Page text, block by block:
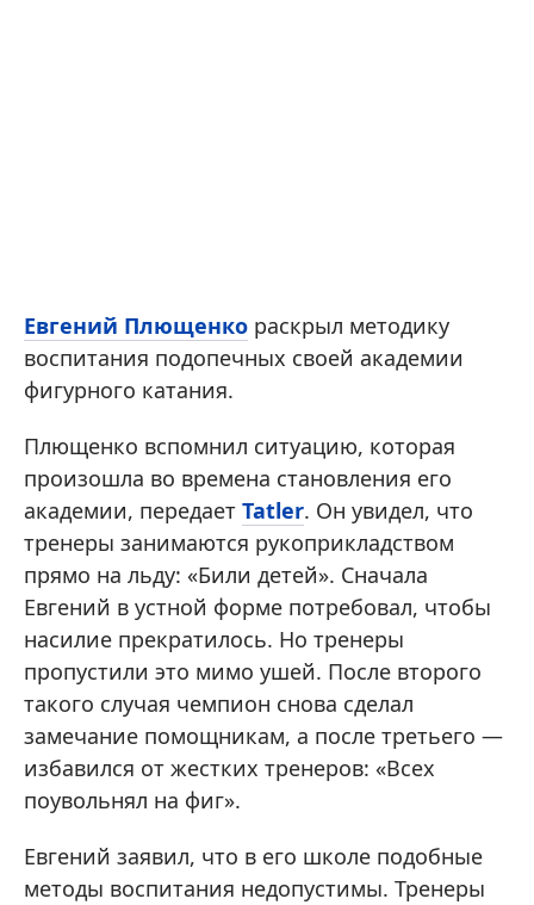
Евгений Плющенко раскрыл методику
воспитания подопечных своей академии
фигурного катания.
Плющенко вспомнил ситуацию, которая
произошла во времена становления его
академии, передает Tatler. Он увидел, что
тренеры занимаются рукоприкладством
прямо на льду: «Били детей». Сначала
Евгений в устной форме потребовал, чтобы
насилие прекратилось. Но тренеры
пропустили это мимо ушей. После второго
такого случая чемпион снова сделал
замечание помощникам, а после третьего —
избавился от жестких тренеров: «Всех
поувольнял на фиг».
Евгений заявил, что в его школе подобные
методы воспитания недопустимы. Тренеры